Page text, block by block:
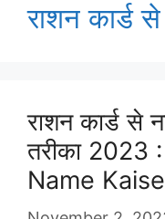
राशन कार्ड
राशन कार्ड से
तरीका 2023
Name